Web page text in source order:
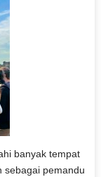
banyak tempat
sebagai pemandu